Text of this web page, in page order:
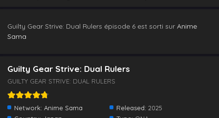
Guilty Gear Strive: Dual Rulers épisode 6 est sorti sur Anime
Sama
Guilty Gear Strive: Dual Rulers
GUILTY GEAR STRIVE: DUAL RULERS
Network: Anime Sama Released: 2025